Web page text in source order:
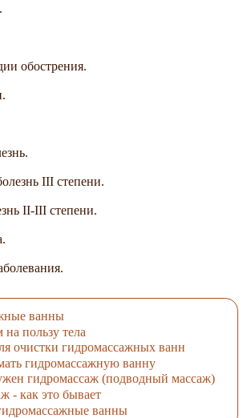
обострения.
III степени.
II-III степени.
ванны
пользу тела
очистки гидромассажных ванн
гидромассажную ванну
гидромассаж (подводный массаж)
- как это бывает
ванны